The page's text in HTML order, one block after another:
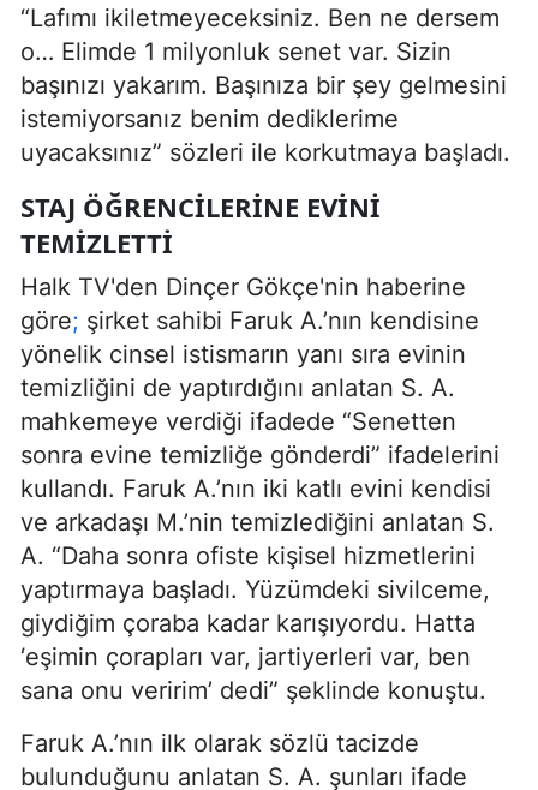
“Lafımı ikiletmeyeceksiniz. Ben ne dersem
o… Elimde 1 milyonluk senet var. Sizin
başınızı yakarım. Başınıza bir şey gelmesini
istemiyorsanız benim dediklerime
uyacaksınız” sözleri ile korkutmaya başladı.
STAJ ÖĞRENCİLERİNE EVİNİ
TEMİZLETTİ
Halk TV'den Dinçer Gökçe'nin haberine
göre; şirket sahibi Faruk A.’nın kendisine
yönelik cinsel istismarın yanı sıra evinin
temizliğini de yaptırdığını anlatan S. A.
mahkemeye verdiği ifadede “Senetten
sonra evine temizliğe gönderdi” ifadelerini
kullandı. Faruk A.’nın iki katlı evini kendisi
ve arkadaşı M.’nin temizlediğini anlatan S.
A. “Daha sonra ofiste kişisel hizmetlerini
yaptırmaya başladı. Yüzümdeki sivilceme,
giydiğim çoraba kadar karışıyordu. Hatta
‘eşimin çorapları var, jartiyerleri var, ben
sana onu veririm’ dedi” şeklinde konuştu.
Faruk A.’nın ilk olarak sözlü tacizde
bulunduğunu anlatan S. A. şunları ifade